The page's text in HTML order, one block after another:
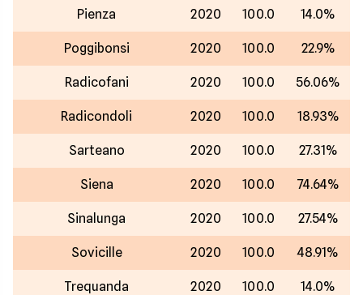
Pienza 2020 100.0 14.0%
Poggibonsi 2020 100.0 22.9%
Radicofani 2020 100.0 56.06%
Radicondoli 2020 100.0 18.93%
Sarteano 2020 100.0 27.31%
Siena 2020 100.0 74.64%
Sinalunga 2020 100.0 27.54%
Sovicille 2020 100.0 48.91%
Trequanda 2020 100.0 14.0%